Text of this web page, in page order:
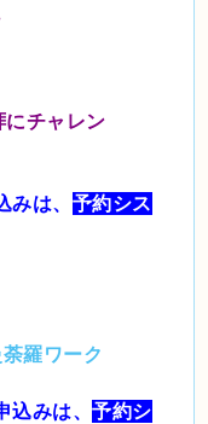
チャレン
は、 予約シス
荼羅ワーク
込みは、予約シ